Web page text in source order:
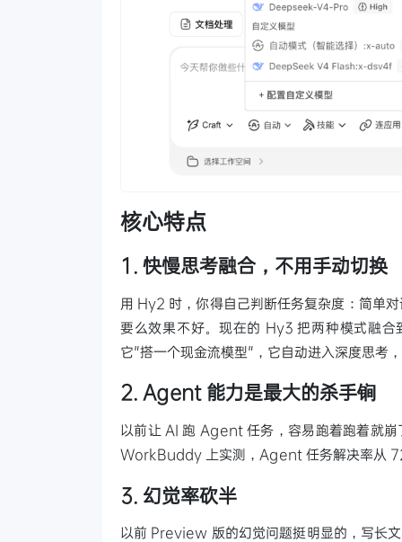
核心特点
1. 快慢思考融合，不用手动切换
用 Hy2 时，你得自己判断任务复杂度：简单
要么效果不好。现在的 Hy3 把两种模式融
它"搭一个现金流模型"，它自动进入深度思考
2. Agent 能力是最大的杀手锏
以前让 AI 跑 Agent 任务，容易跑着跑着就
WorkBuddy 上实测，Agent 任务解决率从
3. 幻觉率砍半
以前 Preview 版的幻觉问题挺明显的，写长